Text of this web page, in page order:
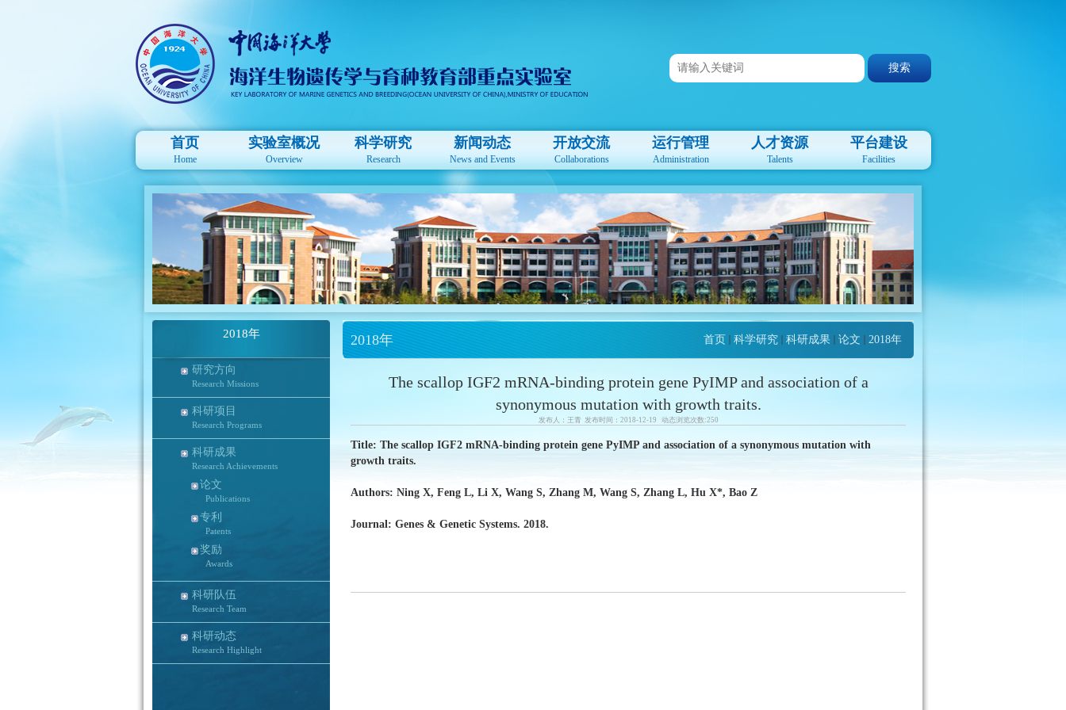
首页
Home
实验室概况
Overview
科学研究
Research
新闻动态
News and Events
开放交流
Collaborations
运行管理
Administration
人才资源
Talents
平台建设
Facilities
2018年
研究方向
Research Missions
科研项目
Research Programs
科研成果
Research Achievements
论文
Publications
专利
Patents
奖励
Awards
科研队伍
Research Team
科研动态
Research Highlight
2018年 首页 科学研究 科研成果 论文 2018年
The scallop IGF2 mRNA-binding protein gene PyIMP and association of a
synonymous mutation with growth traits.
发布人：王青 发布时间：2018-12-19 动态浏览次数:250
Title: The scallop IGF2 mRNA-binding protein gene PyIMP and association of a synonymous mutation with
growth traits.
Authors: Ning X, Feng L, Li X, Wang S, Zhang M, Wang S, Zhang L, Hu X*, Bao Z
Journal: Genes & Genetic Systems. 2018.